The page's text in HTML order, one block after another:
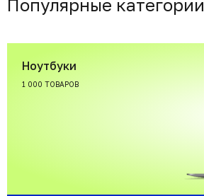
Популярные категории
Ноутбуки
1 000 ТОВАРОВ